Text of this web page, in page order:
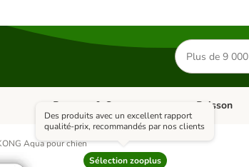
Rechercher
des
produits
Chien
Dérouler les catégories: Chat
Rongeur & Co Dérouler les
Poisson
Aqua pour chien
Sélection zooplus
Des produits avec un excellent rapport
qualité-prix, recommandés par nos clients